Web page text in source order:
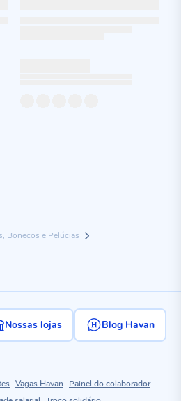
Bonecos e Pelúcias
Nossas lojas Blog Havan
Vagas Havan
Painel do colaborador